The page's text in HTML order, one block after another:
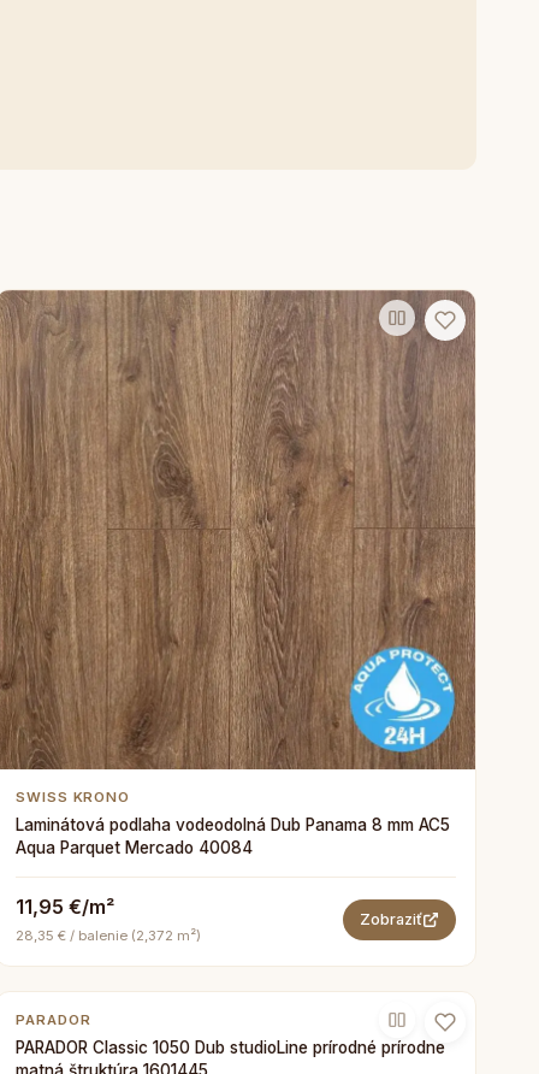
SWISS KRONO
Laminátová podlaha vodeodolná Dub Panama 8 mm AC5
Aqua Parquet Mercado 40084
11,95 €/m²
28,35 € / balenie (2,372 m²)
Zobraziť
PARADOR
PARADOR Classic 1050 Dub studioLine prírodné prírodne